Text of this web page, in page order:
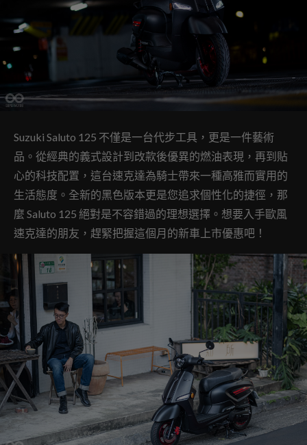
Suzuki Saluto 125 不僅是一台代步工具，更是一件藝術
品。從經典的義式設計到改款後優異的燃油表現，再到貼
心的科技配置，這台速克達為騎士帶來一種高雅而實用的
生活態度。全新的黑色版本更是您追求個性化的捷徑，那
麼 Saluto 125 絕對是不容錯過的理想選擇。想要入手歐風
速克達的朋友，趕緊把握這個月的新車上市優惠吧！